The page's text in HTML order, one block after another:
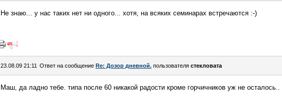
Не знаю... у нас таких нет ни одного... хотя, на всяких семинарах встречаются :-)
23.08.09 21:11 Ответ на сообщение Re: Дозор дневной. пользователя стекловата
Маш, да ладно тебе. типа после 60 никакой радости кроме горчичников уж не осталось..